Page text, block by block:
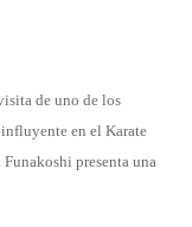
de uno de los
en el Karate
presenta una